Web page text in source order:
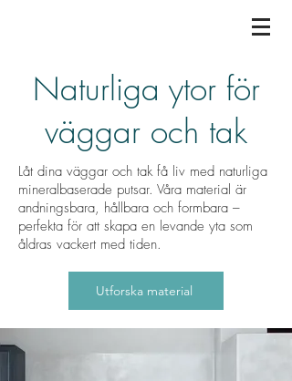
Naturliga ytor för
väggar och tak
Låt dina väggar och tak få liv med naturliga
mineralbaserade putsar. Våra material är
andningsbara, hållbara och formbara –
perfekta för att skapa en levande yta som
åldras vackert med tiden.
Utforska material